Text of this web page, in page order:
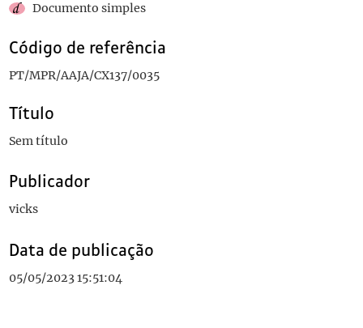
Documento simples
Código de referência
PT/MPR/AAJA/CX137/0035
Título
Sem título
Publicador
vicks
Data de publicação
05/05/2023 15:51:04